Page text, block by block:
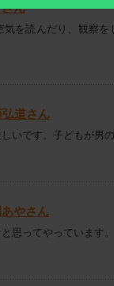
ん
を読んだり、観察
道さん
いです。子どもが男
やさん
思ってやっています。